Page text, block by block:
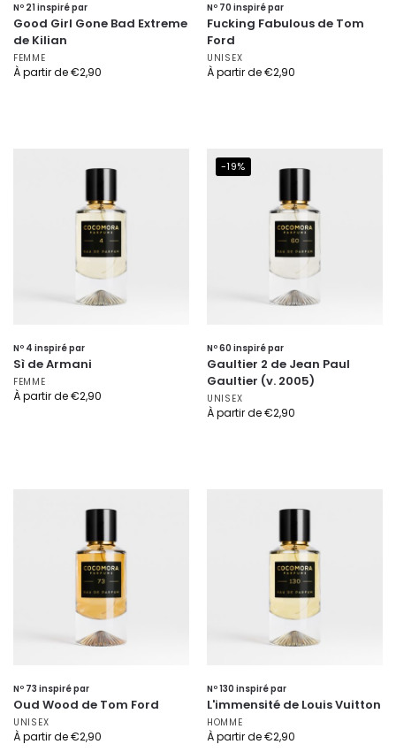
Nº 21 inspiré par
Good Girl Gone Bad Extreme
de Kilian
FEMME
À partir de€2,90
Nº 70 inspiré par
Fucking Fabulous de Tom
Ford
UNISEX
À partir de€2,90
Nº 4 inspiré par
Sì de Armani
FEMME
À partir de€2,90
-19%
Nº 60 inspiré par
Gaultier 2 de Jean Paul
Gaultier (v. 2005)
UNISEX
À partir de€2,90
Nº 73 inspiré par
Oud Wood de Tom Ford
UNISEX
À partir de€2,90
Nº 130 inspiré par
L'immensité de Louis Vuitton
HOMME
À partir de€2,90